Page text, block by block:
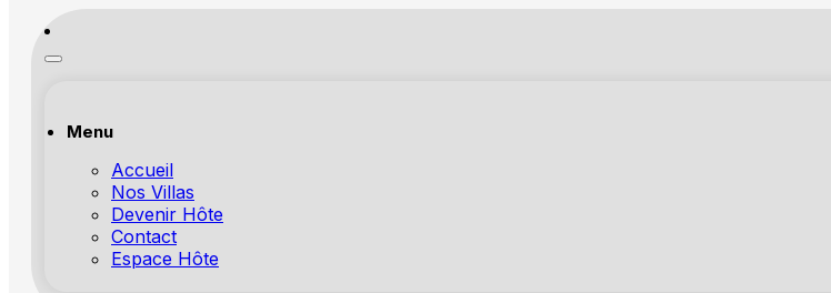
Menu
Accueil
Nos Villas
Devenir Hôte
Contact
Espace Hôte